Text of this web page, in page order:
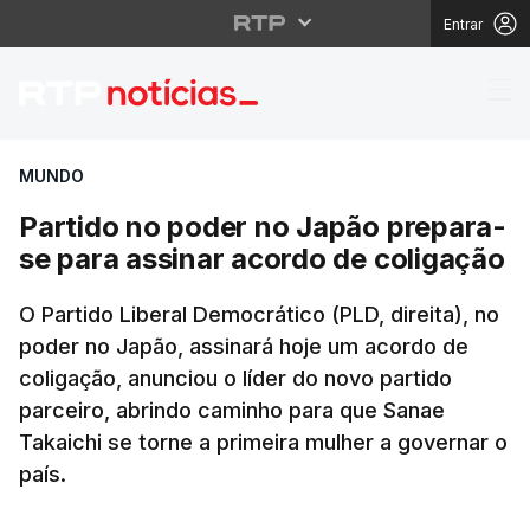
Entrar
Partido no poder no
MUNDO
Partido no poder no Japão prepara-
se para assinar acordo de coligação
O Partido Liberal Democrático (PLD, direita), no
poder no Japão, assinará hoje um acordo de
coligação, anunciou o líder do novo partido
parceiro, abrindo caminho para que Sanae
Takaichi se torne a primeira mulher a governar o
país.